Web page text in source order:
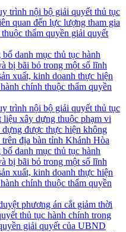
trình nội bộ giải quyết thủ tục
quan đến lực lượng tham gia
thẩm quyền giải quyết
danh mục thủ tục hành
bị bãi bỏ trong một số lĩnh
xuất, kinh doanh thực hiện
chính thuộc thẩm quyền
trình nội bộ giải quyết thủ tục
xây dựng thuộc phạm vi
được thực hiện không
địa bàn tỉnh Khánh Hòa
danh mục thủ tục hành
bị bãi bỏ trong một số lĩnh
xuất, kinh doanh thực hiện
chính thuộc thẩm quyền
phương án cắt giảm thời
thủ tục hành chính trong
giải quyết của UBND